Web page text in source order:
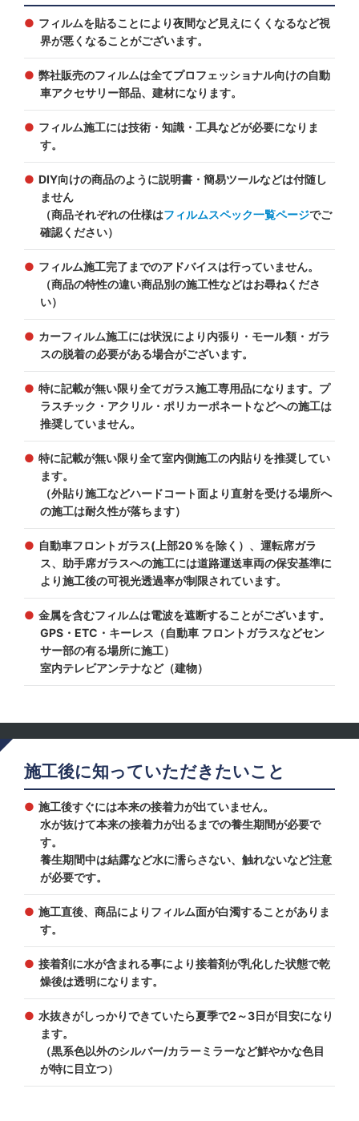
フィルムを貼ることにより夜間など見えにくくなるなど視
界が悪くなることがございます。
弊社販売のフィルムは全てプロフェッショナル向けの自動
車アクセサリー部品、建材になります。
フィルム施工には技術・知識・工具などが必要になりま
す。
DIY向けの商品のように説明書・簡易ツールなどは付随し
ません
（商品それぞれの仕様はフィルムスペック一覧ページでご
確認ください）
フィルム施工完了までのアドバイスは行っていません。
（商品の特性の違い商品別の施工性などはお尋ねくださ
い）
カーフィルム施工には状況により内張り・モール類・ガラ
スの脱着の必要がある場合がございます。
特に記載が無い限り全てガラス施工専用品になります。プ
ラスチック・アクリル・ポリカーポネートなどへの施工は
推奨していません。
特に記載が無い限り全て室内側施工の内貼りを推奨してい
ます。
（外貼り施工などハードコート面より直射を受ける場所へ
の施工は耐久性が落ちます）
自動車フロントガラス(上部20％を除く）、運転席ガラ
ス、助手席ガラスへの施工には道路運送車両の保安基準に
より施工後の可視光透過率が制限されています。
金属を含むフィルムは電波を遮断することがございます。
GPS・ETC・キーレス（自動車 フロントガラスなどセン
サー部の有る場所に施工）
室内テレビアンテナなど（建物）
施工後に知っていただきたいこと
施工後すぐには本来の接着力が出ていません。
水が抜けて本来の接着力が出るまでの養生期間が必要で
す。
養生期間中は結露など水に濡らさない、触れないなど注意
が必要です。
施工直後、商品によりフィルム面が白濁することがありま
す。
接着剤に水が含まれる事により接着剤が乳化した状態で乾
燥後は透明になります。
水抜きがしっかりできていたら夏季で2～3日が目安になり
ます。
（黒系色以外のシルバー/カラーミラーなど鮮やかな色目
が特に目立つ）